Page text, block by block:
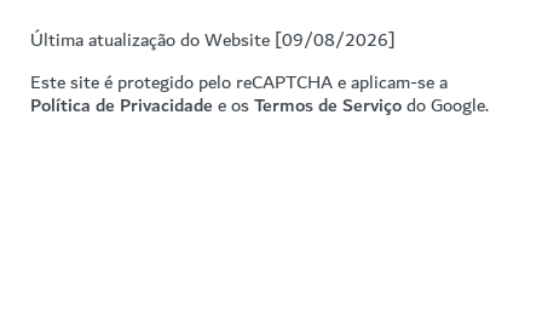
Última atualização do Website [09/08/2026]
Este site é protegido pelo reCAPTCHA e aplicam-se a
Política de Privacidadee osTermos de Serviçodo Google.